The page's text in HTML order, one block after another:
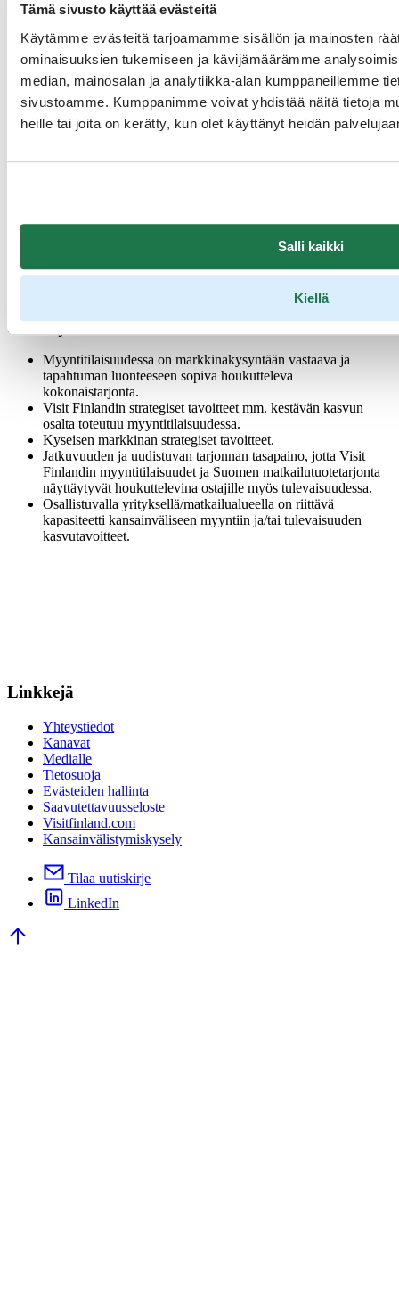
Tämä sivusto käyttää evästeitä
Käytämme evästeitä tarjoamamme sisällön ja mainosten
ominaisuuksien tukemiseen ja kävijämäärämme
median, mainosalan ja analytiikka-alan kumppaneillemme
sivustoamme. Kumppanimme voivat yhdistää näitä tietoja
heille tai joita on kerätty, kun olet käyttänyt heidän
Salli kaikki
Kiellä
6.11.2024. Myyntitilaisuus on tarkoitettu niille suomalaisille
yrityksille, joilla on jo kansainvälisiä kontakteja UK:n markkinoilla.
Mukaan mahtuu 11 myyjää.
Visit Finland hoitaa tilaisuuden järjestelyt Sunbornin kanssa ja
lähettää suomalaisten myyjien varmistuttua UK'ssa sijaitseville
ostajille tietoa tilaisuudesta, sisältäen myyjien yhteystiedot ja
suosituksen varata tapaamisia suoraan myyjien kanssa. Visit Finland
ole, vaan jokaiselta myyjältä edellytetään aktiivisuutta kutsua
HUOM! Ilmoittautuminen on päättynyt ja tapahtuma on
Osallistujavalinnassa Visit Finland ottaa huomioon:
Myyntitilaisuudessa on markkinakysyntään vastaava ja
tapahtuman luonteeseen sopiva houkutteleva
kokonaistarjonta.
Visit Finlandin strategiset tavoitteet mm. kestävän kasvun
osalta toteutuu myyntitilaisuudessa.
Kyseisen markkinan strategiset tavoitteet.
Jatkuvuuden ja uudistuvan tarjonnan tasapaino, jotta Visit
Finlandin myyntitilaisuudet ja Suomen matkailutuotetarjonta
näyttäytyvät houkuttelevina ostajille myös tulevaisuudessa.
Osallistuvalla yrityksellä/matkailualueella on riittävä
kapasiteetti kansainväliseen myyntiin ja/tai tulevaisuuden
kasvutavoitteet.
Linkkejä
Yhteystiedot
Kanavat
Medialle
Tietosuoja
Evästeiden hallinta
Saavutettavuusseloste
Visitfinland.com
Kansainvälistymiskysely
Tilaa uutiskirje
LinkedIn